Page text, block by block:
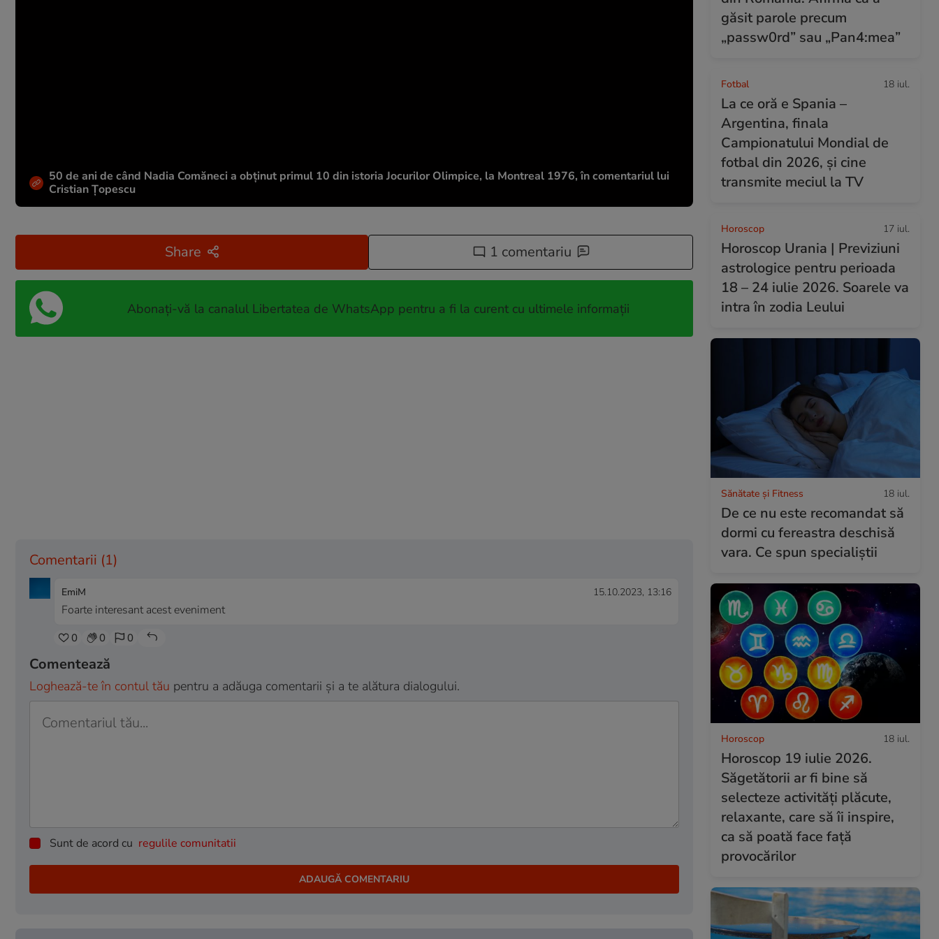
50 de ani de când Nadia Comăneci a obţinut primul 10 din istoria Jocurilor Olimpice, la Montreal 1976, în comentariul lui
Cristian Țopescu
Share 1 comentariu
Abonați-vă la canalul Libertatea de WhatsApp pentru a fi la curent cu ultimele informații
Comentarii (1)
EmiM 15.10.2023, 13:16
Foarte interesant acest eveniment
0 0 0
Comentează
Loghează-te în contul tău pentru a adăuga comentarii și a te alătura dialogului.
Sunt de acord cu regulile comunitatii
găsit parole precum
„passw0rd” sau „Pan4:mea”
Fotbal 18 iul.
La ce oră e Spania –
Argentina, finala
Campionatului Mondial de
fotbal din 2026, și cine
transmite meciul la TV
Horoscop 17 iul.
Horoscop Urania | Previziuni
astrologice pentru perioada
18 – 24 iulie 2026. Soarele va
intra în zodia Leului
Sănătate și Fitness 18 iul.
De ce nu este recomandat să
dormi cu fereastra deschisă
vara. Ce spun specialiștii
Horoscop 18 iul.
Horoscop 19 iulie 2026.
Săgetătorii ar fi bine să
selecteze activități plăcute,
relaxante, care să îi inspire,
ca să poată face față
provocărilor